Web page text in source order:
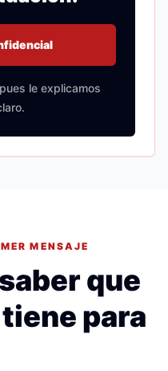
le explicamos
MENSAJE
que
para